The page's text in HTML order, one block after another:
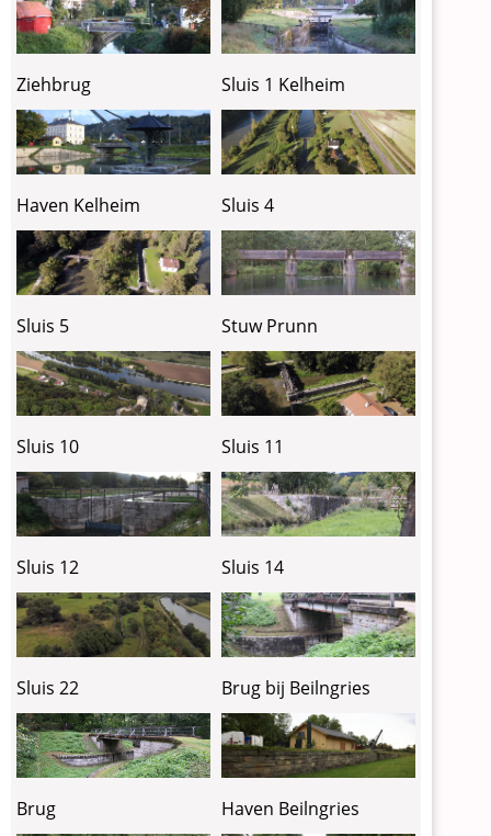
Ziehbrug Sluis 1 Kelheim
Haven Kelheim Sluis 4
Sluis 5 Stuw Prunn
Sluis 10 Sluis 11
Sluis 12 Sluis 14
Sluis 22 Brug bij Beilngries
Brug Haven Beilngries